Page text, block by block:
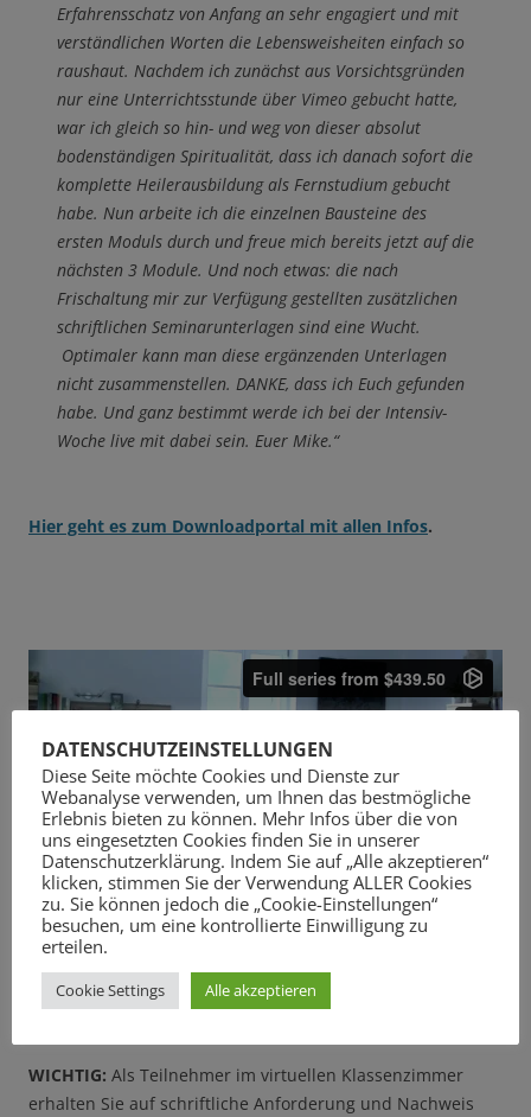
Erfahrensschatz von Anfang an sehr engagiert und mit
verständlichen Worten die Lebensweisheiten einfach so
raushaut. Nachdem ich zunächst aus Vorsichtsgründen
nur eine Unterrichtsstunde über Vimeo gebucht hatte,
war ich gleich so hin- und weg von dieser absolut
bodenständigen Spiritualität, dass ich danach sofort die
komplette Heilerausbildung als Fernstudium gebucht
habe. Nun arbeite ich die einzelnen Bausteine des
ersten Moduls durch und freue mich bereits jetzt auf die
nächsten 3 Module. Und noch etwas: die nach
Frischaltung mir zur Verfügung gestellten zusätzlichen
schriftlichen Seminarunterlagen sind eine Wucht.
Optimaler kann man diese ergänzenden Unterlagen
nicht zusammenstellen. DANKE, dass ich Euch gefunden
habe. Und ganz bestimmt werde ich bei der Intensiv-
Woche live mit dabei sein. Euer Mike.“
Hier geht es zum Downloadportal mit allen Infos.
WICHTIG: Als Teilnehmer im virtuellen Klassenzimmer
erhalten Sie auf schriftliche Anforderung und Nachweis
DATENSCHUTZEINSTELLUNGEN
Diese Seite möchte Cookies und Dienste zur
Webanalyse verwenden, um Ihnen das bestmögliche
Erlebnis bieten zu können. Mehr Infos über die von
uns eingesetzten Cookies finden Sie in unserer
Datenschutzerklärung. Indem Sie auf „Alle akzeptieren“
klicken, stimmen Sie der Verwendung ALLER Cookies
zu. Sie können jedoch die „Cookie-Einstellungen“
besuchen, um eine kontrollierte Einwilligung zu
erteilen.
Cookie Settings Alle akzeptieren